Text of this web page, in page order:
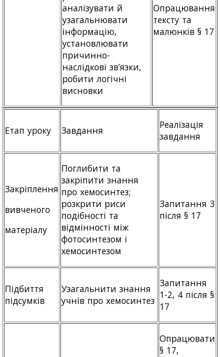
аналізувати й
узагальнювати
інформацію,
установлювати
причинно-
наслідкові зв’язки,
робити логічні
висновки
Опрацювання
тексту та
малюнків § 17
Етап уроку Завдання
Реалізація
завдання
Закріплення
вивченого
матеріалу
Поглибити та
закріпити знання
про хемосинтез;
розкрити риси
подібності та
відмінності між
фотосинтезом і
хемосинтезом
Запитання 3
після § 17
Підбиття
підсумків
Узагальнити знання
учнів про хемосинтез
Запитання
1-2, 4 після §
17
Опрацювати
§ 17,